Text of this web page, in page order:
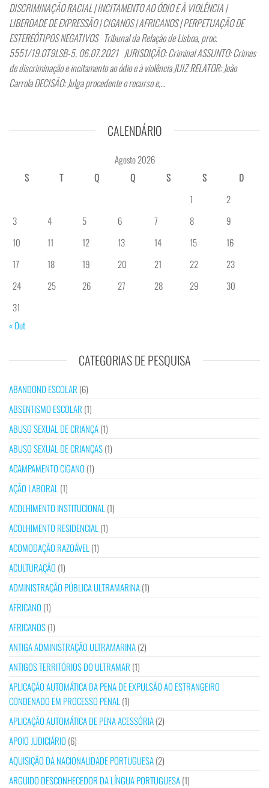
DISCRIMINAÇÃO RACIAL | INCITAMENTO AO ÓDIO E À VIOLÊNCIA |
LIBERDADE DE EXPRESSÃO | CIGANOS | AFRICANOS | PERPETUAÇÃO DE
ESTEREÓTIPOS NEGATIVOS Tribunal da Relação de Lisboa, proc.
5551/19.0T9LSB-5, 06.07.2021 JURISDIÇÃO: Criminal ASSUNTO: Crimes
de discriminação e incitamento ao ódio e à violência JUIZ RELATOR: João
Carrola DECISÃO: Julga procedente o recurso e,…
CALENDÁRIO
Agosto 2026
S
T Q Q S S
D
1
2
3
4 5 6 7 8
9
10
11 12 13 14 15
16
17
18 19 20 21 22
23
24
25 26 27 28 29
30
31
« Out
CATEGORIAS DE PESQUISA
ABANDONO ESCOLAR (6)
ABSENTISMO ESCOLAR (1)
ABUSO SEXUAL DE CRIANÇA(1)
ABUSO SEXUAL DE CRIANÇAS(1)
ACAMPAMENTO CIGANO (1)
AÇÃO LABORAL (1)
ACOLHIMENTO INSTITUCIONAL (1)
ACOLHIMENTO RESIDENCIAL (1)
ACOMODAÇÃO RAZOÁVEL (1)
ACULTURAÇÃO (1)
ADMINISTRAÇÃO PÚBLICA ULTRAMARINA(1)
AFRICANO (1)
AFRICANOS(1)
ANTIGA ADMINISTRAÇÃO ULTRAMARINA(2)
ANTIGOS TERRITÓRIOS DO ULTRAMAR (1)
APLICAÇÃO AUTOMÁTICA DA PENA DE EXPULSÃO AO ESTRANGEIRO
CONDENADO EM PROCESSO PENAL (1)
APLICAÇÃO AUTOMÁTICA DE PENA ACESSÓRIA(2)
APOIO JUDICIÁRIO (6)
AQUISIÇÃO DA NACIONALIDADE PORTUGUESA(2)
ARGUIDO DESCONHECEDOR DA LÍNGUA PORTUGUESA(1)